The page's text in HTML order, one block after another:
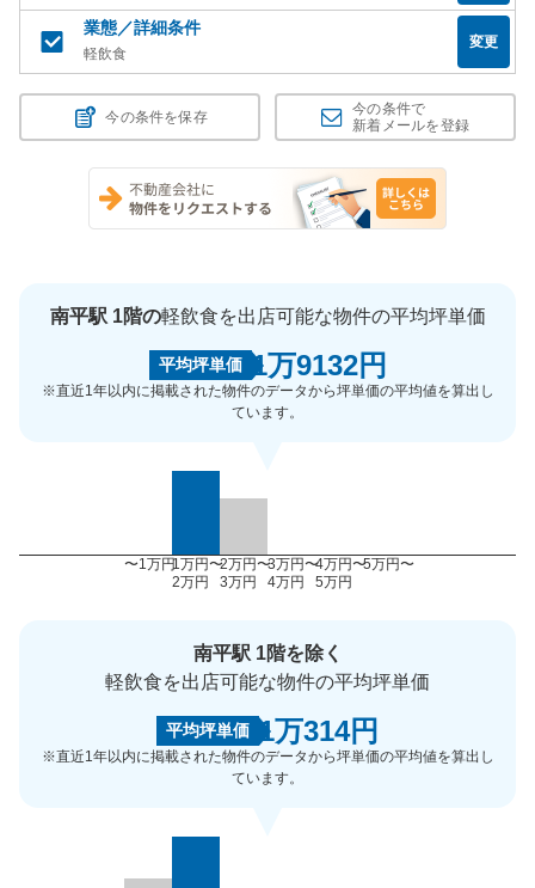
業態／詳細条件
軽飲食
変更
今の条件を保存
今の条件で
新着メールを登録
南平駅 1階の軽飲食を出店可能な物件の平均坪単価
平均坪単価 1万9132円
※直近1年以内に掲載された物件のデータから坪単価の平均値を算出し
ています。
〜1万円1万円〜
2万円
2万円〜
3万円
3万円〜
4万円
4万円〜
5万円
5万円〜
南平駅 1階を除く
軽飲食を出店可能な物件の平均坪単価
平均坪単価 1万314円
※直近1年以内に掲載された物件のデータから坪単価の平均値を算出し
ています。